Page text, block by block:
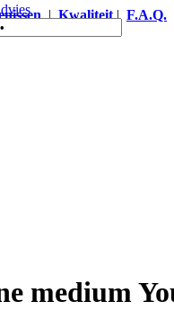
|Kwaliteit| F.A.Q.
medium